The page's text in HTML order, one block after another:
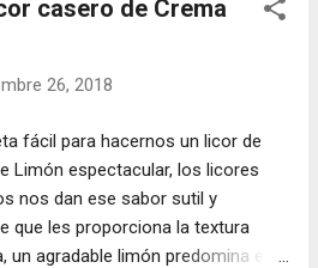
casero de Crema
26, 2018
fácil para hacernos un licor de
Limón espectacular, los licores
nos dan ese sabor sutil y
que les proporciona la textura
un agradable limón predomina en